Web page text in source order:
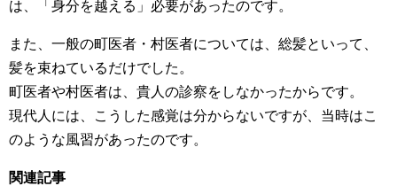
は、「身分を越える」必要があったのです。
また、一般の町医者・村医者については、総髪といって、
髪を束ねているだけでした。
町医者や村医者は、貴人の診察をしなかったからです。
現代人には、こうした感覚は分からないですが、当時はこ
のような風習があったのです。
関連記事